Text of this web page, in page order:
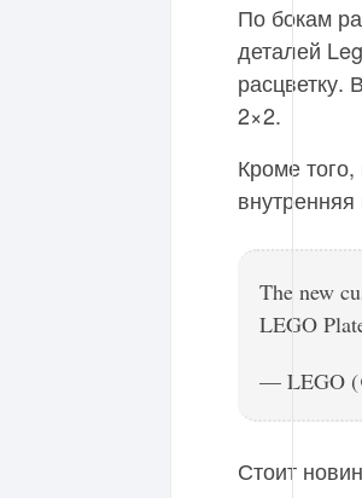
По бокам
деталей
расцветку.
2×2.
Кроме
The new
LEGO
— LEGO
Стоит